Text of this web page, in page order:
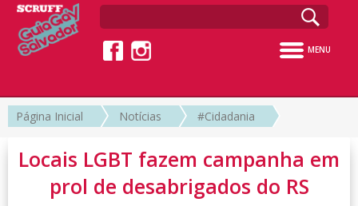
MENU
Página Inicial Notícias #Cidadania
Locais LGBT fazem campanha em
prol de desabrigados do RS